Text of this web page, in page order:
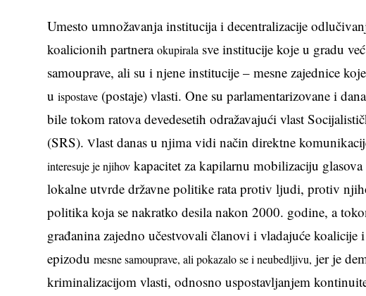
Umesto umnožavanja institucija i decentralizacije
koalicionih partneraokupirala sve institucije koje u gradu
samouprave, ali su i njene institucije – mesne zajednice
uispostave (postaje) vlasti. One su parlamentarizovane i
bile tokom ratova devedesetih odražavajući vlast
(SRS).Vlast danas u njima vidi način direktne
interesuje je njihov kapacitet za kapilarnu mobilizaciju
lokalne utvrde državne politike rata protiv ljudi, protiv
politika koja se nakratko desila nakon 2000. godine, a
građanina zajedno učestvovali članovi i vladajuće
epizodumesne samouprave, ali pokazalo se i neubedljivu, jer je
kriminalizacijom vlasti, odnosno uspostavljanjem